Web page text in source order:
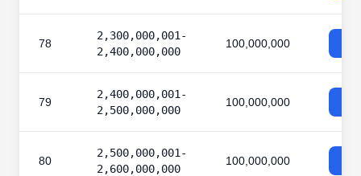
78
2,300,000,001-
2,400,000,000
100,000,000
79
2,400,000,001-
2,500,000,000
100,000,000
80
2,500,000,001-
2,600,000,000
100,000,000